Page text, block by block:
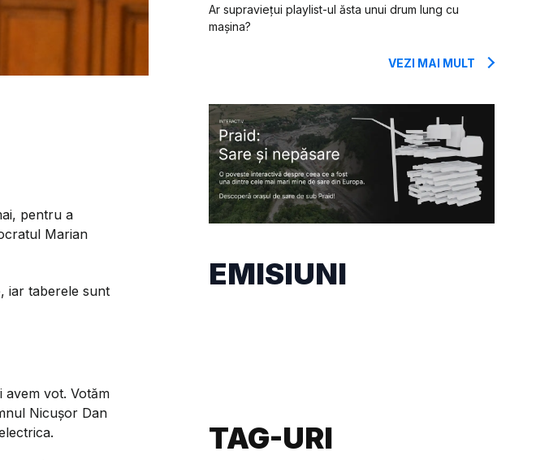
pentru a
Marian
iar taberele sunt
avem vot. Votăm
Nicușor Dan
Ar supraviețui playlist-ul ăsta unui drum lung cu
mașina?
VEZI MAI MULT
EMISIUNI
TAG-URI